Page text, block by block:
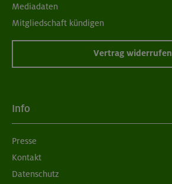
08./09.09.26
Grundkurs Klettern indoor
Mediadaten
Mitgliedschaft kündigen
Vertrag widerrufen
Info
Presse
Kontakt
Datenschutz